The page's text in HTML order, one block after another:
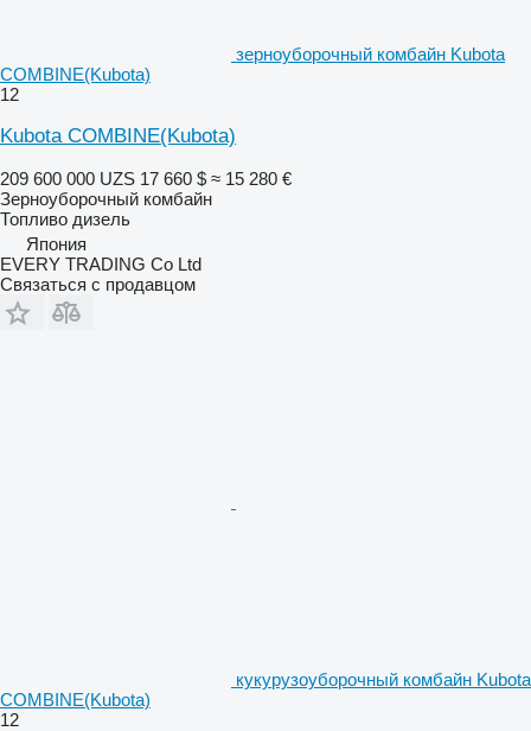
зерноуборочный комбайн Kubota
COMBINE(Kubota)
12
Kubota COMBINE(Kubota)
209 600 000 UZS 17 660 $ ≈ 15 280 €
Зерноуборочный комбайн
Топливо дизель
Япония
EVERY TRADING Co Ltd
Связаться с продавцом
кукурузоуборочный комбайн Kubota
COMBINE(Kubota)
12